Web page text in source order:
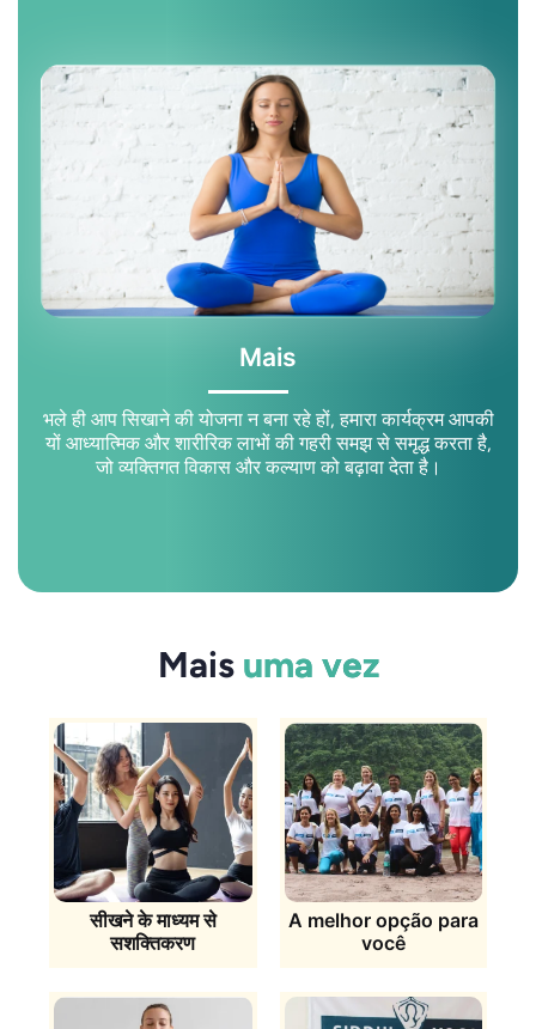
Mais
भले ही आप सिखाने की योजना न बना रहे हों, हमारा कार्यक्रम आपकी
यों आध्यात्मिक और शारीरिक लाभों की गहरी समझ से समृद्ध करता है,
जो व्यक्तिगत विकास और कल्याण को बढ़ावा देता है।
Mais uma vez
सीखने के माध्यम से
सशक्तिकरण
A melhor opção para
você